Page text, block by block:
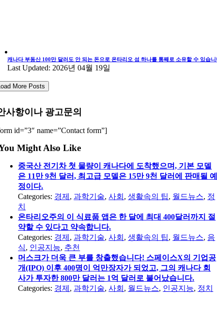
캐나다 부동산 100만 달러도 안 되는 돈으로 온타리오 섬 하나를 통째로 소유할 수 있습니
Last Updated: 2026년 04월 19일
More Posts
사항이나 광고문의
id=”3″ name=”Contact form”]
Might Also Like
중국산 전기차 첫 물량이 캐나다에 도착했으며, 기본 모델
은 11만 9천 달러, 최고급 모델은 15만 9천 달러에 판매될
정이다.
Categories: 경제 ,과학기술,사회 ,생활속의 팁, 월드뉴스, 정
치
온타리오주의 이 식료품 앱은 한 달에 최대 400달러까지 절
약할 수 있다고 약속합니다.
Categories: 경제 ,과학기술,사회 ,생활속의 팁, 월드뉴스, 음
식, 인공지능, 추천
머스크가 더욱 큰 부를 창출했습니다! 스페이스X의 기업공
개(IPO) 이후 400명이 억만장자가 되었고, 그의 캐나다 회
사가 투자한 800만 달러는 1억 달러로 불어났습니다.
Categories: 경제 ,과학기술,사회 , 월드뉴스, 인공지능, 정치